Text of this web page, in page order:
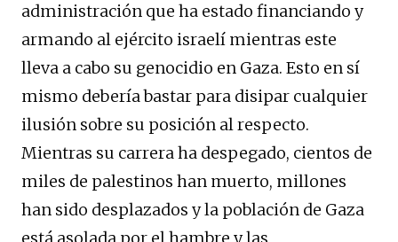
administración que ha estado financiando y
armando al ejército israelí mientras este
lleva a cabo su genocidio en Gaza. Esto en sí
mismo debería bastar para disipar cualquier
ilusión sobre su posición al respecto.
Mientras su carrera ha despegado, cientos de
miles de palestinos han muerto, millones
han sido desplazados y la población de Gaza